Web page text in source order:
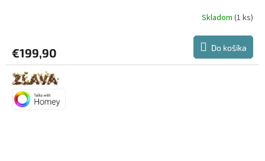
Skladom (1 ks)
€199,90 Do košíka